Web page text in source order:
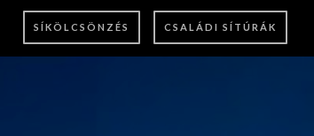
SÍKÖLCSÖNZÉS CSALÁDI SÍTÚRÁK